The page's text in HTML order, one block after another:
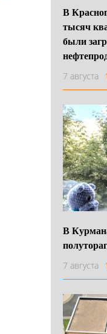
В
тысяч
были
7 августа
В
7 августа